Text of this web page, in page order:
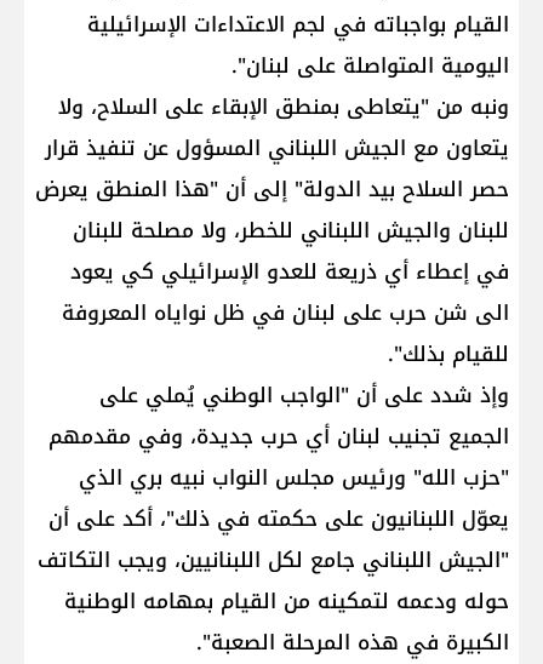
القيام بواجباته في لجم الاعتداءات الإسرائيلية
اليومية المتواصلة على ​لبنان​".
ونبه من "يتعاطى بمنطق الإبقاء على السلاح، ولا
يتعاون مع الجيش اللبناني المسؤول عن تنفيذ قرار
حصر السلاح بيد الدولة" إلى أن "هذا المنطق يعرض
للبنان والجيش اللبناني للخطر، ولا مصلحة للبنان
في إعطاء أي ذريعة للعدو الإسرائيلي كي يعود
الى شن حرب على لبنان في ظل نواياه المعروفة
للقيام بذلك".
وإذ شدد على أن "الواجب الوطني يُملي على
الجميع تجنيب لبنان أي حرب جديدة، وفي مقدمهم
"​حزب الله​" ورئيس مجلس النواب نبيه بري الذي
يعوّل اللبنانيون على حكمته في ذلك"، أكد على أن
"الجيش اللبناني جامع لكل اللبنانيين، ويجب التكاتف
حوله ودعمه لتمكينه من القيام بمهامه الوطنية
الكبيرة في هذه المرحلة الصعبة".